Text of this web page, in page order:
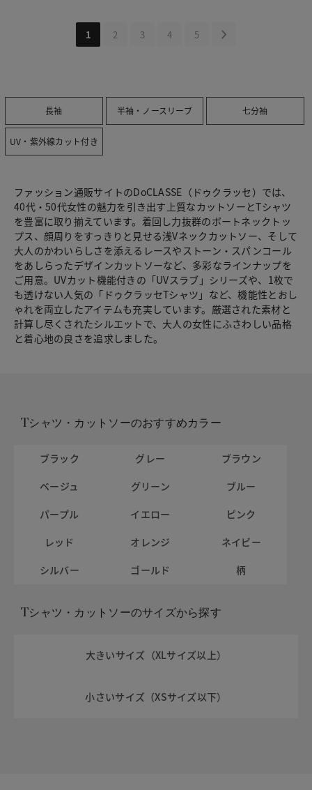
1 2 3 4 5
長袖 半袖・ノースリーブ 七分袖
UV・紫外線カット付き
ファッション通販サイトのDoCLASSE（ドゥクラッセ）では、
40代・50代女性の魅力を引き出す上質なカットソーとTシャツ
を豊富に取り揃えています。着回し力抜群のボートネックトッ
プス、顔周りをすっきりと見せる浅Vネックカットソー、そして
大人のかわいらしさを添えるレースやストーン・スパンコール
をあしらったデザインカットソーなど、多彩なラインナップを
ご用意。UVカット機能付きの「UVスラブ」シリーズや、1枚で
も透けない人気の「ドゥクラッセTシャツ」など、機能性とおし
ゃれを両立したアイテムも充実しています。厳選された素材と
計算し尽くされたシルエットで、大人の女性にふさわしい品格
と着心地の良さを追求しました。
Tシャツ・カットソーのおすすめカラー
ブラック グレー
ブラウン
ベージュ
グリーン
ブルー
パープル
イエロー
ピンク
レッド
オレンジ
ネイビー
シルバー
ゴールド 柄
Tシャツ・カットソーのサイズから探す
大きいサイズ（XLサイズ以上）
小さいサイズ（XSサイズ以下）